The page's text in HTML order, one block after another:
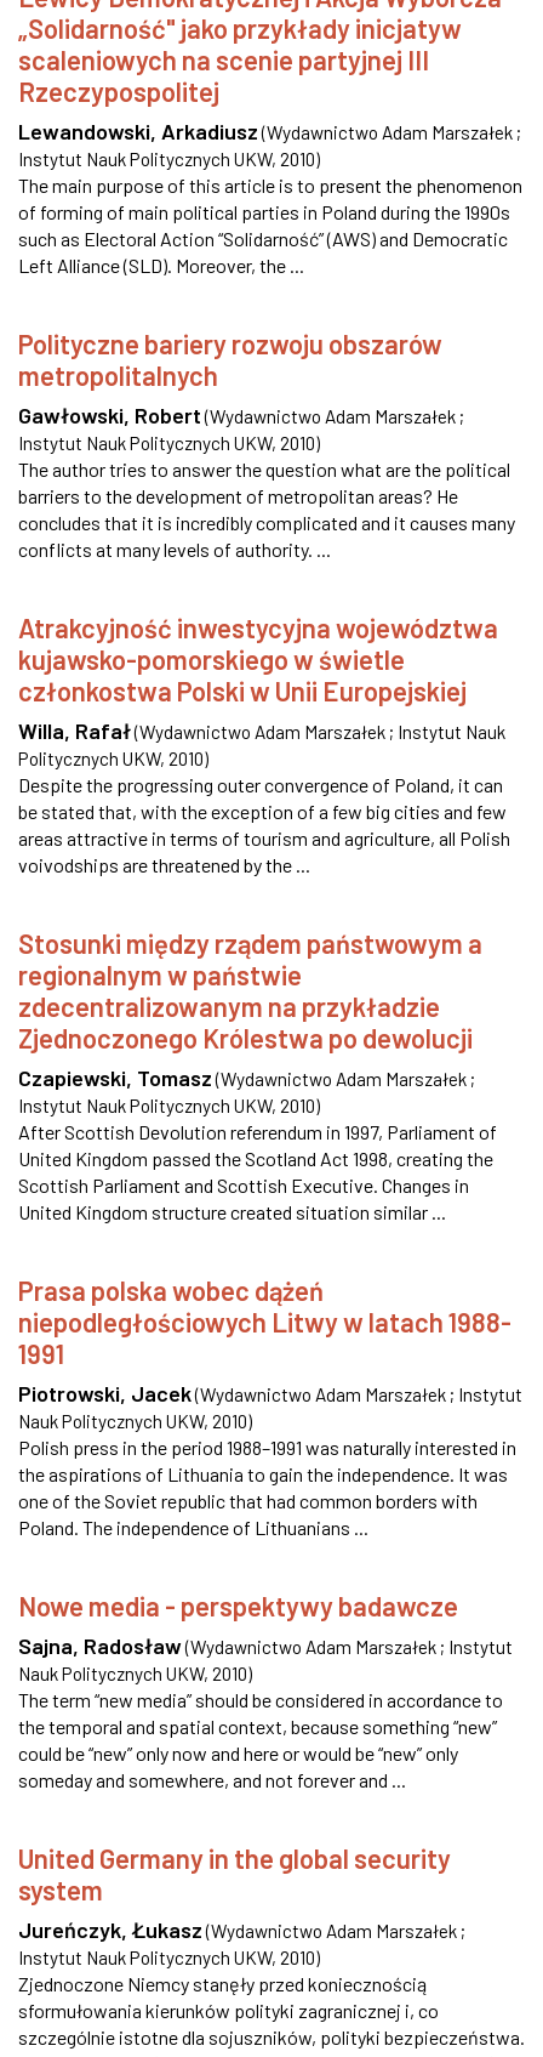
„Solidarność" jako przykłady inicjatyw
scaleniowych na scenie partyjnej III
Rzeczypospolitej
Lewandowski, Arkadiusz (Wydawnictwo Adam Marszałek ;
Instytut Nauk Politycznych UKW, 2010)
The main purpose of this article is to present the phenomenon
of forming of main political parties in Poland during the 1990s
such as Electoral Action “Solidarność” (AWS) and Democratic
Left Alliance (SLD). Moreover, the ...
Polityczne bariery rozwoju obszarów
metropolitalnych
Gawłowski, Robert (Wydawnictwo Adam Marszałek ;
Instytut Nauk Politycznych UKW, 2010)
The author tries to answer the question what are the political
barriers to the development of metropolitan areas? He
concludes that it is incredibly complicated and it causes many
conflicts at many levels of authority. ...
Atrakcyjność inwestycyjna województwa
kujawsko-pomorskiego w świetle
członkostwa Polski w Unii Europejskiej
Willa, Rafał(Wydawnictwo Adam Marszałek ; Instytut Nauk
Politycznych UKW, 2010)
Despite the progressing outer convergence of Poland, it can
be stated that, with the exception of a few big cities and few
areas attractive in terms of tourism and agriculture, all Polish
voivodships are threatened by the ...
Stosunki między rządem państwowym a
regionalnym w państwie
zdecentralizowanym na przykładzie
Zjednoczonego Królestwa po dewolucji
Czapiewski, Tomasz (Wydawnictwo Adam Marszałek ;
Instytut Nauk Politycznych UKW, 2010)
After Scottish Devolution referendum in 1997, Parliament of
United Kingdom passed the Scotland Act 1998, creating the
Scottish Parliament and Scottish Executive. Changes in
United Kingdom structure created situation similar ...
Prasa polska wobec dążeń
niepodległościowych Litwy w latach 1988-
1991
Piotrowski, Jacek(Wydawnictwo Adam Marszałek ; Instytut
Nauk Politycznych UKW, 2010)
Polish press in the period 1988–1991 was naturally interested in
the aspirations of Lithuania to gain the independence. It was
one of the Soviet republic that had common borders with
Poland. The independence of Lithuanians ...
Nowe media - perspektywy badawcze
Sajna, Radosław(Wydawnictwo Adam Marszałek ; Instytut
Nauk Politycznych UKW, 2010)
The term “new media” should be considered in accordance to
the temporal and spatial context, because something “new”
could be “new” only now and here or would be “new” only
someday and somewhere, and not forever and ...
United Germany in the global security
system
Jureńczyk, Łukasz (Wydawnictwo Adam Marszałek ;
Instytut Nauk Politycznych UKW, 2010)
Zjednoczone Niemcy stanęły przed koniecznością
sformułowania kierunków polityki zagranicznej i, co
szczególnie istotne dla sojuszników, polityki bezpieczeństwa.